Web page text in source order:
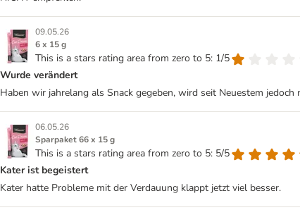
09.05.26
6 x 15 g
This is a stars rating area from zero to 5: 1/5
Wurde verändert
Haben wir jahrelang als Snack gegeben, wird seit Neuestem
06.05.26
Sparpaket 66 x 15 g
This is a stars rating area from zero to 5: 5/5
Kater ist begeistert
Kater hatte Probleme mit der Verdauung klappt jetzt viel besser.